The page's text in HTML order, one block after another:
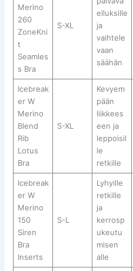
Merino
260
ZoneKni
t
Seamles
s Bra
S-XL
elluksille
ja
vaihtele
vaan
säähän
Icebreak
er W
Merino
Blend
Rib
Lotus
Bra
S-XL
Kevyem
pään
liikkees
een ja
leppoisil
le
retkille
Icebreak
er W
Merino
150
Siren
Bra
Inserts
S-L
Lyhyille
retkille
ja
kerrosp
ukeutu
misen
alle